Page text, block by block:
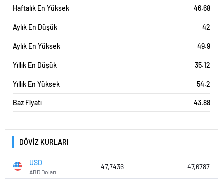
Haftalık En Yüksek 46.68
Aylık En Düşük 42
Aylık En Yüksek 49.9
Yıllık En Düşük 35.12
Yıllık En Yüksek 54.2
Baz Fiyatı 43.88
DÖVİZ KURLARI
USD
ABD Doları
47,7436 47,6787